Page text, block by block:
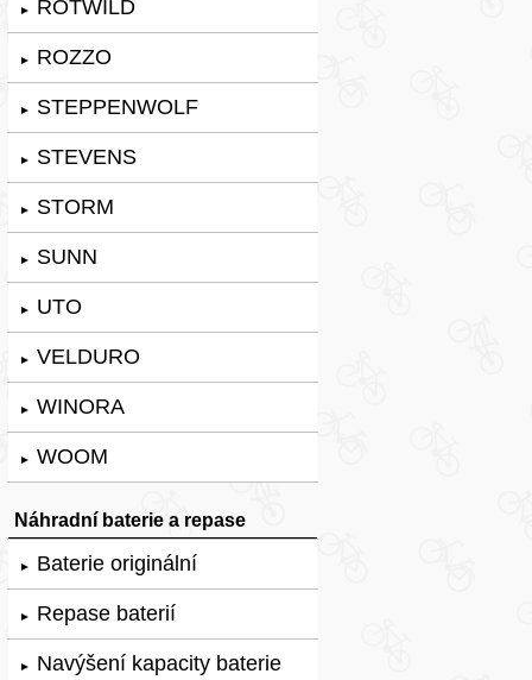
► ROTWILD
► ROZZO
► STEPPENWOLF
► STEVENS
► STORM
► SUNN
► UTO
► VELDURO
► WINORA
► WOOM
Náhradní baterie a repase
► Baterie originální
► Repase baterií
► Navýšení kapacity baterie